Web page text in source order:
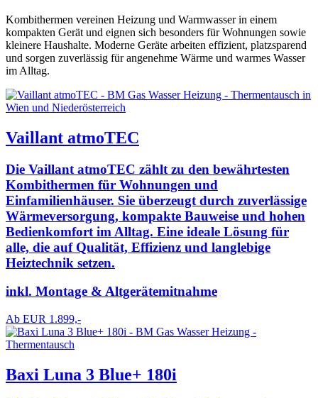
Kombithermen vereinen Heizung und Warmwasser in einem
kompakten Gerät und eignen sich besonders für Wohnungen sowie
kleinere Haushalte. Moderne Geräte arbeiten effizient, platzsparend
und sorgen zuverlässig für angenehme Wärme und warmes Wasser
im Alltag.
Vaillant atmoTEC
Die Vaillant atmoTEC zählt zu den bewährtesten
Kombithermen für Wohnungen und
Einfamilienhäuser. Sie überzeugt durch zuverlässige
Wärmeversorgung, kompakte Bauweise und hohen
Bedienkomfort im Alltag. Eine ideale Lösung für
alle, die auf Qualität, Effizienz und langlebige
Heiztechnik setzen.
inkl. Montage & Altgerätemitnahme
Ab EUR 1.899,-
Baxi Luna 3 Blue+ 180i